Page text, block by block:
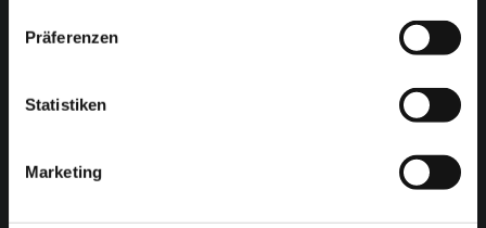
Präferenzen
Statistiken
Marketing